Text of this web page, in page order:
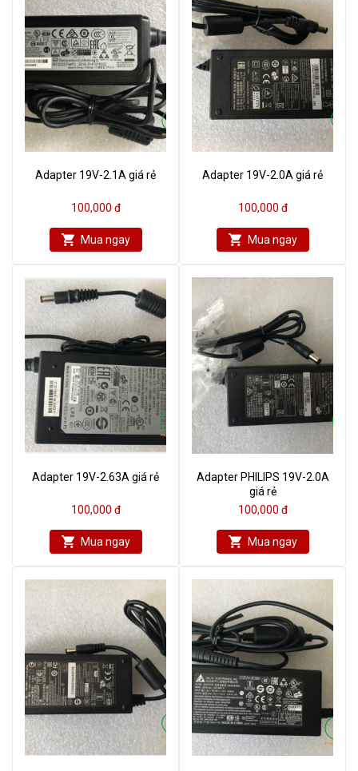
Adapter 19V-2.1A giá rẻ
100,000 đ
Mua ngay
Adapter 19V-2.0A giá rẻ
100,000 đ
Mua ngay
Adapter 19V-2.63A giá rẻ
100,000 đ
Mua ngay
Adapter PHILIPS 19V-2.0A
giá rẻ
100,000 đ
Mua ngay